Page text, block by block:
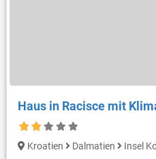
Haus in Racisce mit
Kroatien Dalmatien
Insel